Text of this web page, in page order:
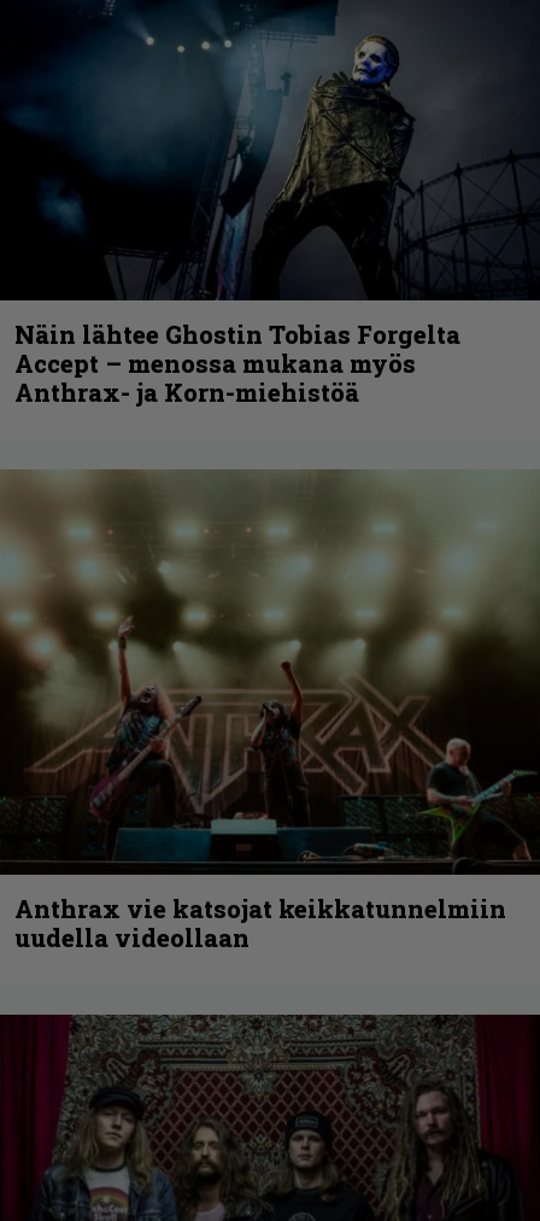
Näin lähtee Ghostin Tobias Forgelta
Accept – menossa mukana myös
Anthrax- ja Korn-miehistöä
Anthrax vie katsojat keikkatunnelmiin
uudella videollaan